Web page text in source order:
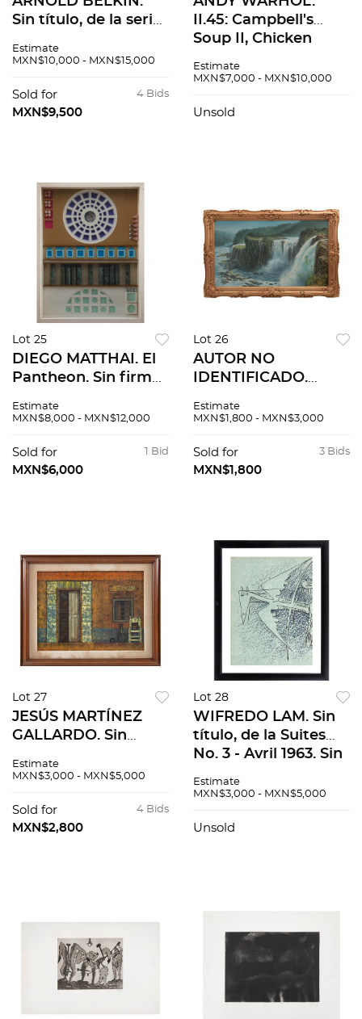
Sin título, de la serie
Cantares. Firmada y
sobre papel. 38.5 x
52.75 cm
Estimate
MXN$10,000 - MXN$15,000
4 Bids
Sold for
MXN$9,500
II.45: Campbell's
Soup II, Chicken
sello. Serigrafía sin
88.9 x 58.4 cm
Estimate
MXN$7,000 - MXN$10,000
Unsold
Lot 25
DIEGO MATTHAI. El
Pantheon. Sin firma.
madera laqueada.
Estimate
MXN$8,000 - MXN$12,000
1 Bid
Sold for
MXN$6,000
Lot 26
AUTOR NO
IDENTIFICADO.
Fernández. Óleo
cm
Estimate
MXN$1,800 - MXN$3,000
3 Bids
Sold for
MXN$1,800
Lot 27
JESÚS MARTÍNEZ
GALLARDO. Sin
fechado 92. Óleo
cm
Estimate
MXN$3,000 - MXN$5,000
4 Bids
Sold for
MXN$2,800
Lot 28
WIFREDO LAM. Sin
título, de la Suites
No. 3 - Avril 1963. Sin
doble vista. 32 x 24
Estimate
MXN$3,000 - MXN$5,000
Unsold